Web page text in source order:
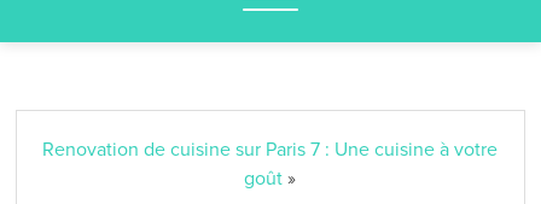
Renovation de cuisine sur Paris 7 : Une cuisine à votre
goût »